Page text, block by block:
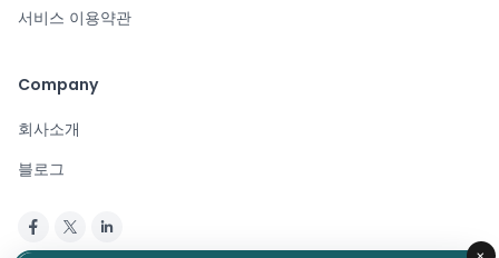
서비스 이용약관
Company
회사소개
블로그